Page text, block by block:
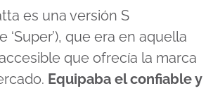
es una versión S
‘Super’), que era en aquella
que ofrecía la marca
Equipaba el confiable y